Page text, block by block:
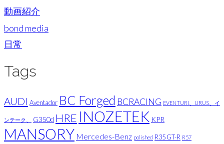
動画紹介
bond media
日常
Tags
AUDI Aventador BC Forged BCRACING EVENTURI、URUS、イ
ンテーク、 G350d HRE INOZETEK KPR
MANSORY Mercedes-Benz polished R35 GT-R R57